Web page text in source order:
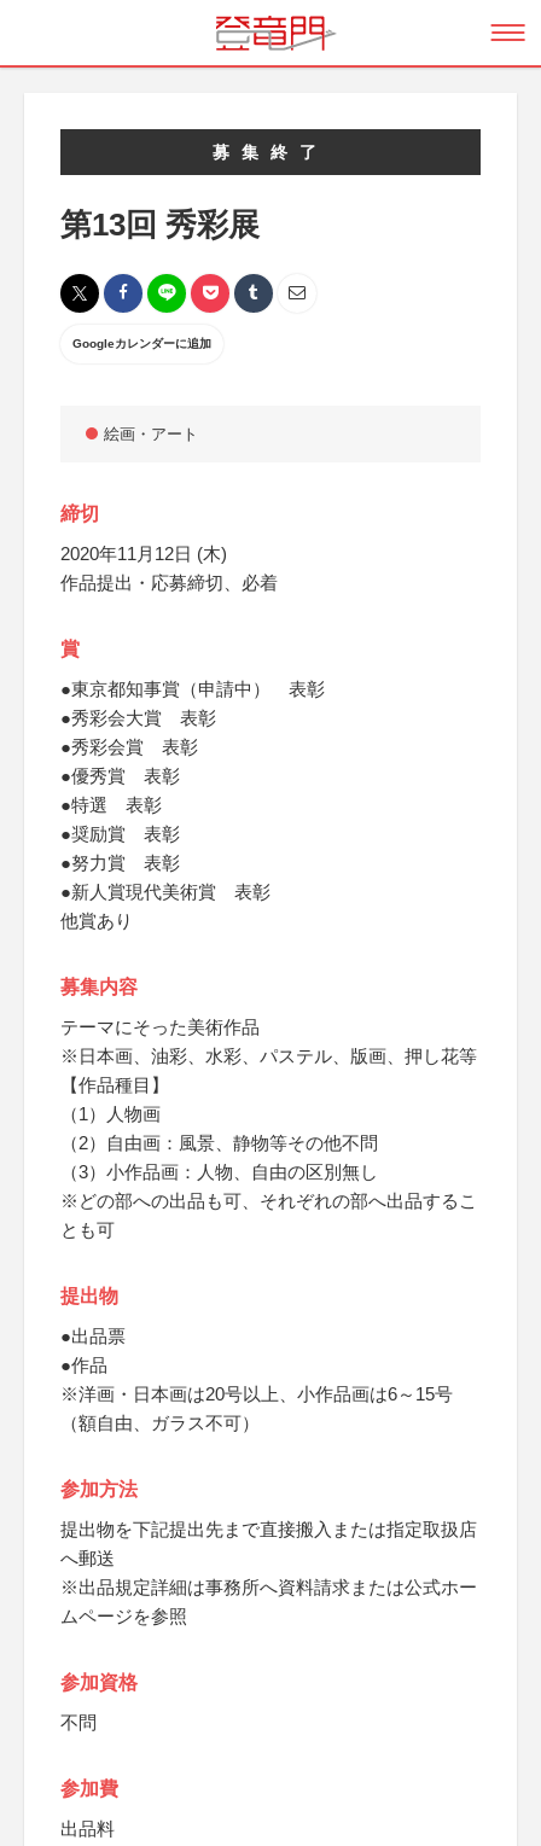
募集終了
第13回 秀彩展
Googleカレンダーに追加
絵画・アート
締切
2020年11月12日 (木)
作品提出・応募締切、必着
賞
●東京都知事賞（申請中） 表彰
●秀彩会大賞 表彰
●秀彩会賞 表彰
●優秀賞 表彰
●特選 表彰
●奨励賞 表彰
●努力賞 表彰
●新人賞現代美術賞 表彰
他賞あり
募集内容
テーマにそった美術作品
※日本画、油彩、水彩、パステル、版画、押し花等
【作品種目】
（1）人物画
（2）自由画：風景、静物等その他不問
（3）小作品画：人物、自由の区別無し
※どの部への出品も可、それぞれの部へ出品するこ
とも可
提出物
●出品票
●作品
※洋画・日本画は20号以上、小作品画は6～15号
（額自由、ガラス不可）
参加方法
提出物を下記提出先まで直接搬入または指定取扱店
へ郵送
※出品規定詳細は事務所へ資料請求または公式ホー
ムページを参照
参加資格
不問
参加費
出品料